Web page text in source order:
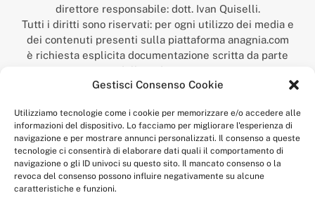
Gestisci Consenso Cookie
Utilizziamo tecnologie come i cookie per memorizzare e/o accedere alle
informazioni del dispositivo. Lo facciamo per migliorare l'esperienza di
navigazione e per mostrare annunci personalizzati. Il consenso a queste
tecnologie ci consentirà di elaborare dati quali il comportamento di
navigazione o gli ID univoci su questo sito. Il mancato consenso o la
revoca del consenso possono influire negativamente su alcune
caratteristiche e funzioni.
direttore responsabile: dott. Ivan Quiselli.
Tutti i diritti sono riservati: per ogni utilizzo dei media e
dei contenuti presenti sulla piattaforma anagnia.com
è richiesta esplicita documentazione scritta da parte
della redazione.
“Anagnia” è un marchio registrato presso l’Ufficio Italiano
Economico,
num. registrazione: 302017000014044 del 9 febbraio 2017.
Per contatti:redazione@anagnia.com